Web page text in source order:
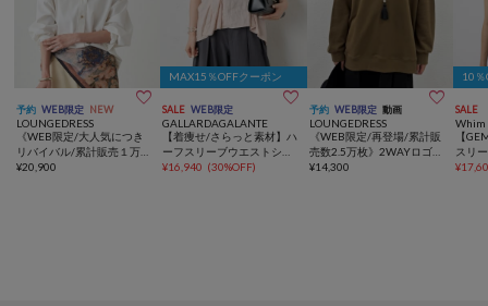
予約 WEB限定 NEW 
LOUNGEDRESS
《WEB限定/大人気につき
リバイバル/累計販売１万枚
達成》サテンBIGシャツ
¥20,900
MAX15％OFFクーポン
SALE WEB限定 
GALLARDAGALANTE
【着痩せ/さらっと素材】ハ
ーフスリーブウエストシェ
イプシャツ
¥16,940 (30%OFF)
予約 WEB限定 動画 
LOUNGEDRESS
《WEB限定/再登場/累計販
売数2.5万枚》2WAYロゴプ
ルオーバー
¥14,300
10％
SALE
Whim
【
スリ
¥